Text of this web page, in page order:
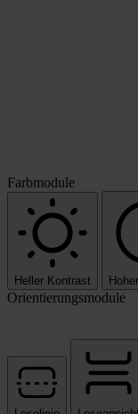
Farbmodule
Heller Kontrast
Orientierungsmodule